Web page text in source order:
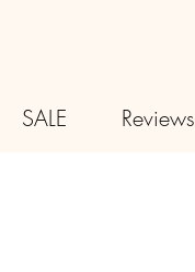
SALE Reviews